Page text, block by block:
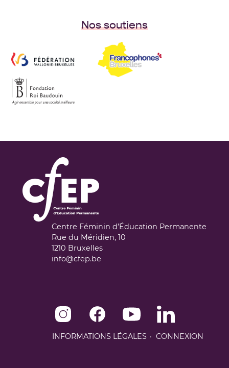
Nos soutiens
Centre Féminin d’Éducation Permanente
Rue du Méridien, 10
1210 Bruxelles
info@cfep.be
INFORMATIONS LÉGALES CONNEXION